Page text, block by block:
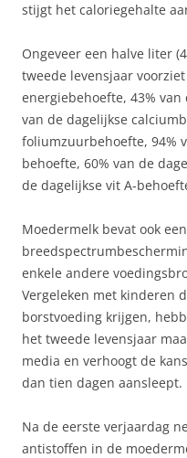
stijgt het caloriegehalte
Ongeveer een halve liter
tweede levensjaar
energiebehoefte, 43%
van de dagelijkse
foliumzuurbehoefte, 94%
behoefte, 60% van de
de dagelijkse vit A-
Moedermelk bevat ook
enkele andere
Vergeleken met kinderen
borstvoeding krijgen,
het tweede levensjaar
media en verhoogt de
dan tien dagen aansleept.
Na de eerste verjaardag
antistoffen in de